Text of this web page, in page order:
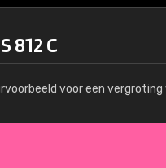
812 C
voor een vergroting